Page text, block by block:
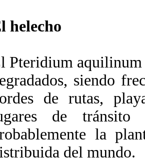
helecho
Pteridium aquilinum
siendo
de rutas,
de tránsito
la
del mundo.